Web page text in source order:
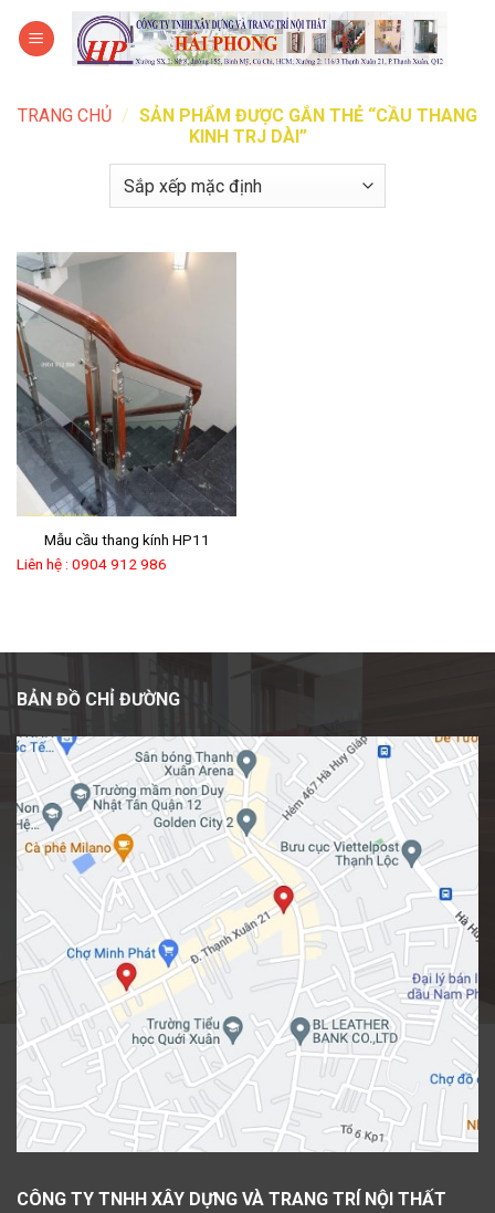
qua
TRANG CHỦ / SẢN PHẨM ĐƯỢC GẮN THẺ “CẦU THANG
KINH TRJ DÀI”
Mẫu cầu thang kính HP11
Liên hệ : 0904 912 986
BẢN ĐỒ CHỈ ĐƯỜNG
CÔNG TY TNHH XÂY DỰNG VÀ TRANG TRÍ NỘI THẤT